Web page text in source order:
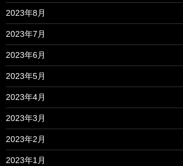
2023年8月
2023年7月
2023年6月
2023年5月
2023年4月
2023年3月
2023年2月
2023年1月